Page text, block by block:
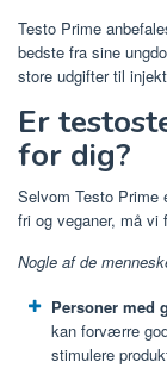
Testo Prime
bedste fra sine
store udgifter til
Er
for dig?
Selvom Testo Prime
fri og veganer, må
Nogle af de
Personer med
kan forværre
stimulere